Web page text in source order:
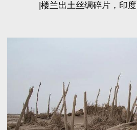
|楼兰出土丝绸碎片，印